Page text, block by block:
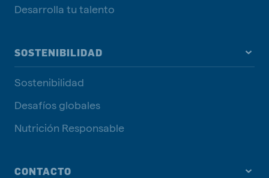
Desarrolla tu talento
SOSTENIBILIDAD
Sostenibilidad
Desafíos globales
Nutrición Responsable
CONTACTO